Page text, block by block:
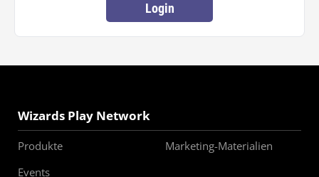
Login
Wizards Play Network
Produkte
Marketing-Materialien
Events